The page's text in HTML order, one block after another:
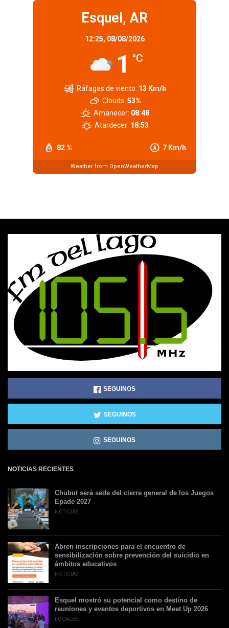
Esquel, AR
12:25, 08/08/2026
1 °C
82 % 7 Km/h
Ráfagas de viento: 13 Km/h
Clouds: 53%
Amanecer: 08:48
Atardecer: 18:53
Weather from OpenWeatherMap
SEGUINOS
SEGUINOS
SEGUINOS
NOTICIAS RECIENTES
Chubut será sede del cierre general de los Juegos
Epade 2027
NOTICIAS
Abren inscripciones para el encuentro de
sensibilización sobre prevención del suicidio en
ámbitos educativos
NOTICIAS
Esquel mostró su potencial como destino de
reuniones y eventos deportivos en Meet Up 2026
LOCALES